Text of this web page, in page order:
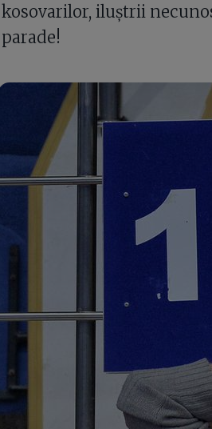
kosovarilor, iluștrii
parade!